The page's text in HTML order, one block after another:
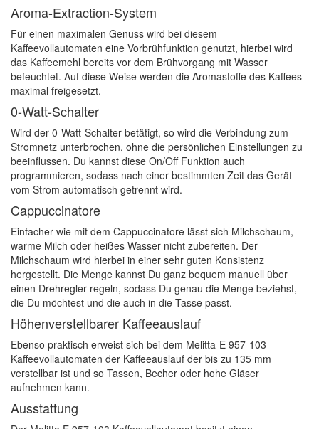
Aroma-Extraction-System
Für einen maximalen Genuss wird bei diesem
Kaffeevollautomaten eine Vorbrühfunktion genutzt, hierbei wird
das Kaffeemehl bereits vor dem Brühvorgang mit Wasser
befeuchtet. Auf diese Weise werden die Aromastoffe des Kaffees
maximal freigesetzt.
0-Watt-Schalter
Wird der 0-Watt-Schalter betätigt, so wird die Verbindung zum
Stromnetz unterbrochen, ohne die persönlichen Einstellungen zu
beeinflussen. Du kannst diese On/Off Funktion auch
programmieren, sodass nach einer bestimmten Zeit das Gerät
vom Strom automatisch getrennt wird.
Cappuccinatore
Einfacher wie mit dem Cappuccinatore lässt sich Milchschaum,
warme Milch oder heißes Wasser nicht zubereiten. Der
Milchschaum wird hierbei in einer sehr guten Konsistenz
hergestellt. Die Menge kannst Du ganz bequem manuell über
einen Drehregler regeln, sodass Du genau die Menge beziehst,
die Du möchtest und die auch in die Tasse passt.
Höhenverstellbarer Kaffeeauslauf
Ebenso praktisch erweist sich bei dem Melitta-E 957-103
Kaffeevollautomaten der Kaffeeauslauf der bis zu 135 mm
verstellbar ist und so Tassen, Becher oder hohe Gläser
aufnehmen kann.
Ausstattung